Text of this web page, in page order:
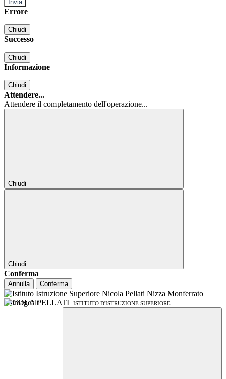
Errore
Chiudi
Successo
Chiudi
Informazione
Chiudi
Attendere...
Attendere il completamento dell'operazione...
Chiudi
Chiudi
Conferma
Annulla Conferma
NICOLA PELLATI ISTITUTO D'ISTRUZIONE SUPERIORE